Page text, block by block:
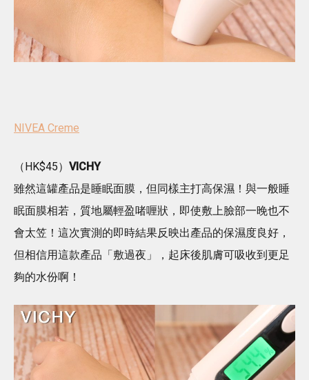
NIVEA Creme
（HK$45） VICHY
雖然這罐產品是睡眠面膜，但同樣主打高保濕！與一般睡
眠面膜相若，質地屬輕盈啫喱狀，即使敷上臉部一晚也不
會太笠！這次實測的即時結果反映出產品的保濕度良好，
但相信用這款產品「敷過夜」，起床後肌膚可吸收到更足
夠的水份啊！